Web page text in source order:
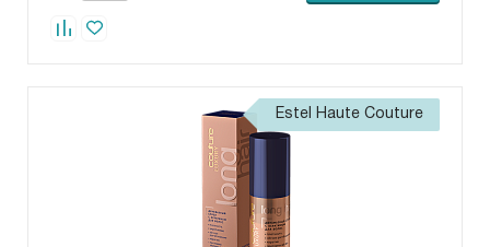
Estel Haute Couture